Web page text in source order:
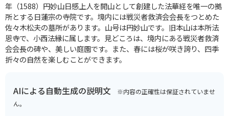
年（1588）円妙山日感上人を開山として創建した法華経を唯一の拠
所とする日蓮宗の寺院です。境内には戦災者救済会会長をつとめた
佐々木松夫の墓所があります。山号は円妙山です。旧本山は本所法
恩寺で、小西法縁に属します。見どころは、境内にある戦災者救済
会会長の碑や、美しい庭園です。また、春には桜が咲き誇り、四季
折々の自然を楽しむことができます。
AIによる自動生成の説明文 ※内容の正確性は保証されていませ
ん。